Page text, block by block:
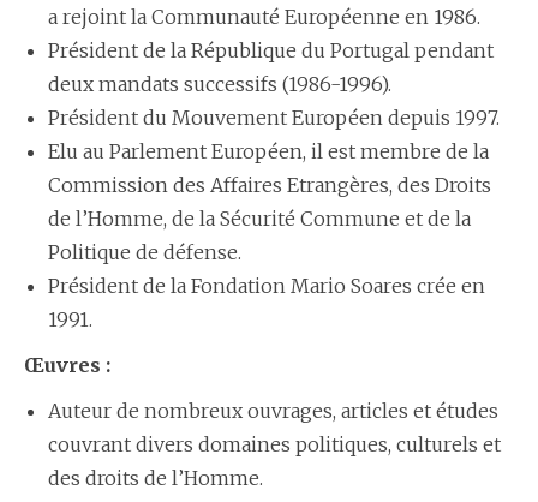
a rejoint la Communauté Européenne en 1986.
Président de la République du Portugal pendant
deux mandats successifs (1986-1996).
Président du Mouvement Européen depuis 1997.
Elu au Parlement Européen, il est membre de la
Commission des Affaires Etrangères, des Droits
de l’Homme, de la Sécurité Commune et de la
Politique de défense.
Président de la Fondation Mario Soares crée en
1991.
Œuvres :
Auteur de nombreux ouvrages, articles et études
couvrant divers domaines politiques, culturels et
des droits de l’Homme.